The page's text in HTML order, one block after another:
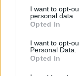
I want to opt-
personal data.
Opted In
I want to opt-
Personal Data.
Opted In
csaknem
száma
alábbi
legfontosabb